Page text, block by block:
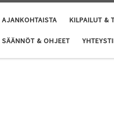
AJANKOHTAISTA KILPAILUT &
SÄÄNNÖT & OHJEET